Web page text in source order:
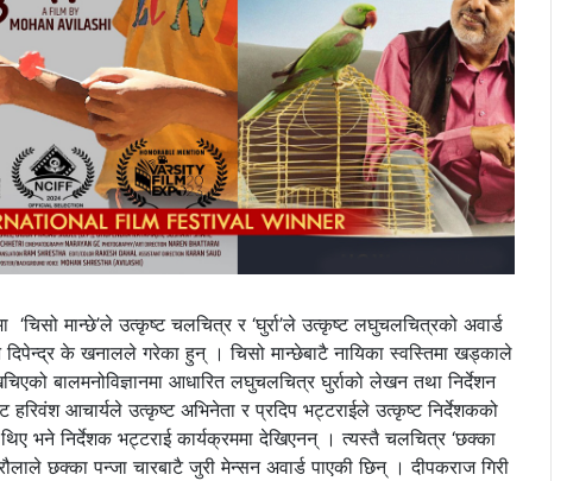
मान्छे’ले उत्कृष्ट चलचित्र र ‘घुर्रा’ले उत्कृष्ट लघुचलचित्रको अवार्ड
के खनालले गरेका हुन् । चिसो मान्छेबाटै नायिका स्वस्तिमा खड्काले
बालमनोविज्ञानमा आधारित लघुचलचित्र घुर्राको लेखन तथा निर्देशन
हरिवंश आचार्यले उत्कृष्ट अभिनेता र प्रदिप भट्टराईले उत्कृष्ट निर्देशकको
भने निर्देशक भट्टराई कार्यक्रममा देखिएनन् । त्यस्तै चलचित्र ‘छक्का
छक्का पन्जा चारबाटै जुरी मेन्सन अवार्ड पाएकी छिन् । दीपकराज गिरी